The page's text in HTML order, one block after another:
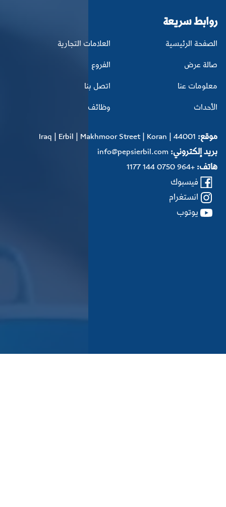
روابط سريعة
الصفحة الرئيسية العلامات التجارية
صالة عرض الفروع
معلومات عنا اتصل بنا
الأحداث وظائف
موقع:
بريد إلكتروني: info@pepsierbil.com
هاتف: +964 0750 144 1177
فيسبوك
انستغرام
یوتوب